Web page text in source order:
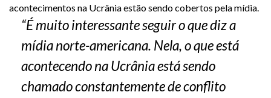
acontecimentos na Ucrânia estão sendo cobertos pela mídia.
“É muito interessante seguir o que diz a
mídia norte-americana. Nela, o que está
acontecendo na Ucrânia está sendo
chamado constantemente de conflito